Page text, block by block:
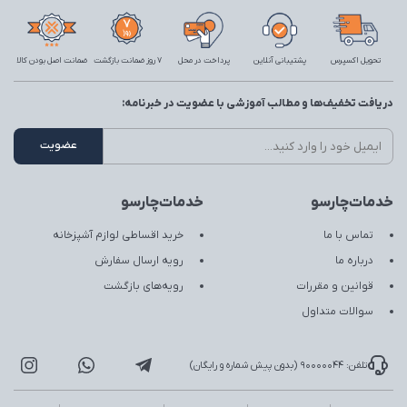
تحویل اکسپرس پشتیبانی آنلاین پرداخت در محل 7 روز ضمانت بازگشت ضمانت اصل بودن کالا
خدمات‌چارسو
تماس با ما
درباره ما
قوانین و مقررات
سوالات متداول
خدمات‌چارسو
خرید اقساطی لوازم آشپزخانه
رویه ارسال سفارش
رویه‌های بازگشت
دریافت تخفیف‌ها و مطالب آموزشی با عضویت در خبرنامه:
تلفن: 90000044 (بدون پیش شماره و رایگان)